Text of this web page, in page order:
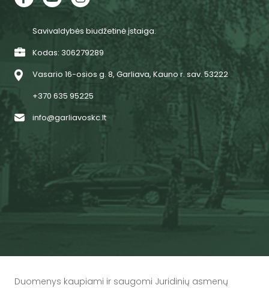
Savivaldybės biudžetinė įstaiga.
Kodas: 306279289
Vasario 16-osios g. 8, Garliava, Kauno r. sav. 53222
+370 635 95225
info@garliavoskc.lt
Duomenys kaupiami ir saugomi Juridinių asmenų